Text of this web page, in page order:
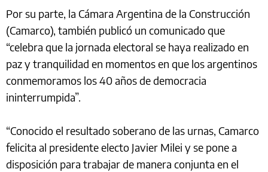
Por su parte, la Cámara Argentina de la Construcción
(Camarco), también publicó un comunicado que
“celebra que la jornada electoral se haya realizado en
paz y tranquilidad en momentos en que los argentinos
conmemoramos los 40 años de democracia
ininterrumpida”.
“Conocido el resultado soberano de las urnas, Camarco
felicita al presidente electo Javier Milei y se pone a
disposición para trabajar de manera conjunta en el